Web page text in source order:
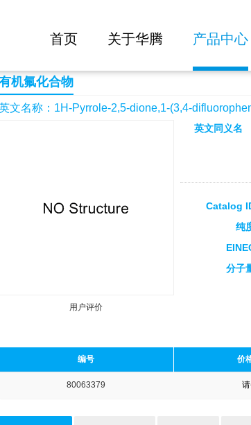
首页 关于华腾 产品中心
1H-Pyrrole-2,5-dione,1-(3,4-difluorophenyl)-
机氟化合物
文名称：1H-Pyrrole-2,5-dione,1-(3,4-
用户评价
英文同义名
Catalog
纯
分子
编号 价
80063379